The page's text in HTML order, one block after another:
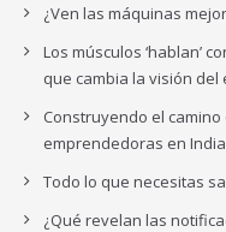
¿Ven las máquinas
Los músculos ‘hablan’
que cambia la visión del
Construyendo el
emprendedoras en India
Todo lo que necesitas
¿Qué revelan las